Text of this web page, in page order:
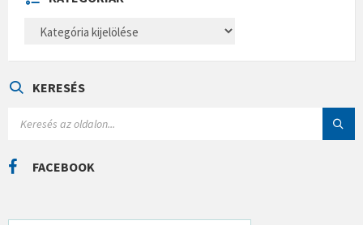
M
E
Á
KERESÉS
C
H
FACEBOOK